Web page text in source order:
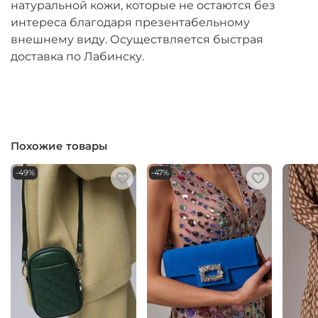
натуральной кожи, которые не остаются без
интереса благодаря презентабельному
внешнему виду. Осуществляется быстрая
доставка по Лабинску.
Похожие товары
-49% -47%